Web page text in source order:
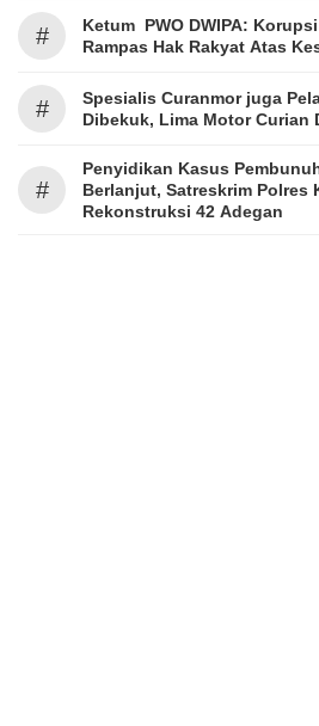
#
Ketum PWO DWIPA:
Rampas Hak Rakyat Atas
#
Spesialis Curanmor juga
Dibekuk, Lima Motor Curian
#
Penyidikan Kasus
Berlanjut, Satreskrim Polres
Rekonstruksi 42 Adegan